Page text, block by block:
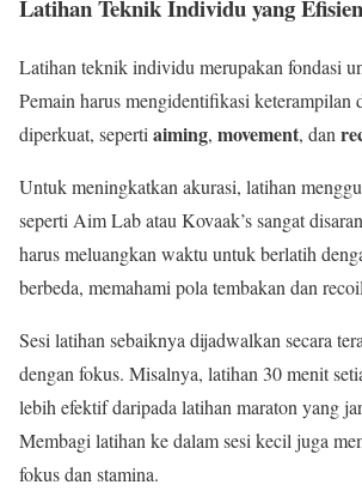
Latihan Teknik Individu yang Efisien
Latihan teknik individu merupakan fondasi
Pemain harus mengidentifikasi keterampilan
diperkuat, seperti aiming, movement, dan
Untuk meningkatkan akurasi, latihan
seperti Aim Lab atau Kovaak’s sangat
harus meluangkan waktu untuk berlatih
berbeda, memahami pola tembakan dan
Sesi latihan sebaiknya dijadwalkan secara
dengan fokus. Misalnya, latihan 30 menit
lebih efektif daripada latihan maraton yang
Membagi latihan ke dalam sesi kecil juga
fokus dan stamina.